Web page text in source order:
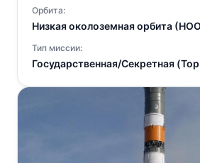
Орбита:
Низкая околоземная орбита
Тип миссии:
Государственная/Секретная